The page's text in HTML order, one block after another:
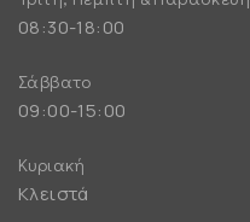
08:30-18:00
Σάββατο
09:00-15:00
Κυριακή
Κλειστά